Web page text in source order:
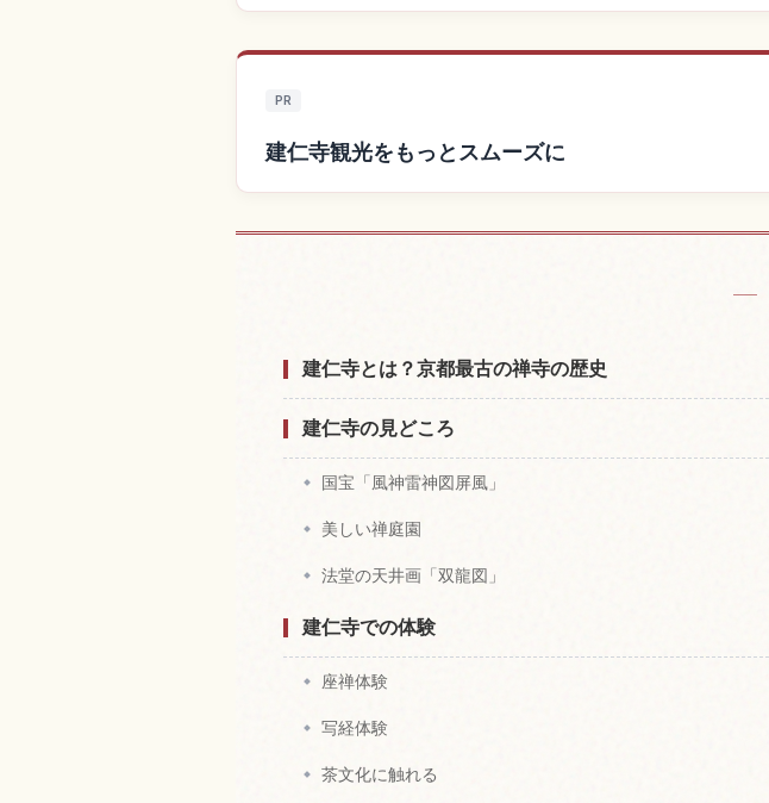
PR
建仁寺観光をもっとスムーズに
建仁寺とは？京都最古の禅寺の歴史
建仁寺の見どころ
国宝「風神雷神図屏風」
美しい禅庭園
法堂の天井画「双龍図」
建仁寺での体験
座禅体験
写経体験
茶文化に触れる